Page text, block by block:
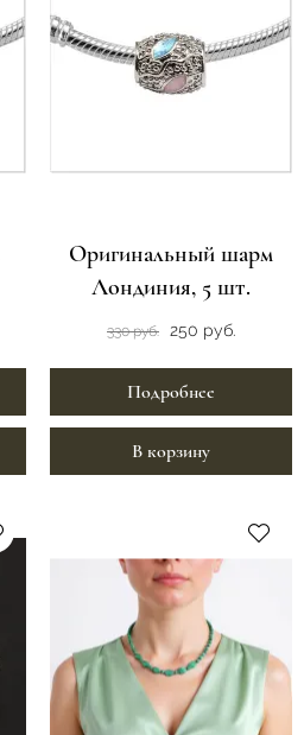
Оригинальный шарм
Лондиния, 5 шт.
330 руб. 250 руб.
Подробнее
В корзину